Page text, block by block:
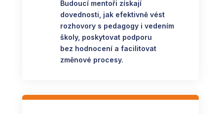
Budoucí mentoři získají
dovednosti, jak efektivně vést
rozhovory s pedagogy i vedením
školy, poskytovat podporu
bez hodnocení a facilitovat
změnové procesy.